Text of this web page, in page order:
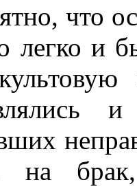
что
легко и
на